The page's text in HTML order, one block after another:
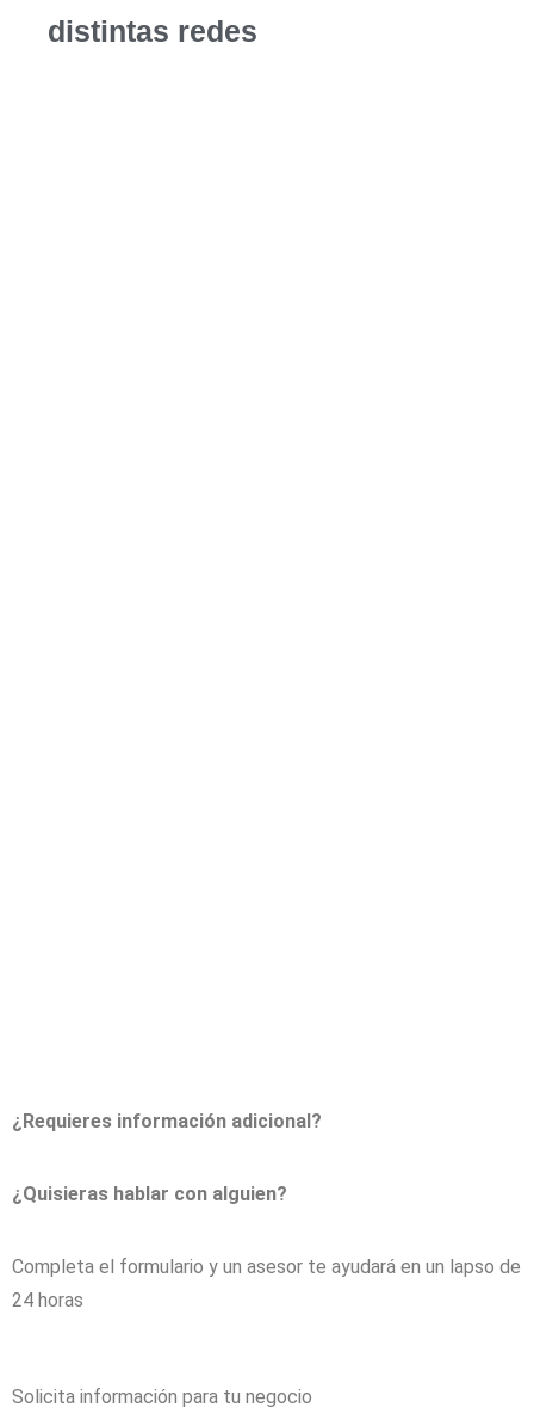
distintas redes
¿Requieres información adicional?
¿Quisieras hablar con alguien?
Completa el formulario y un asesor te ayudará en un lapso de
24 horas
Solicita información para tu negocio